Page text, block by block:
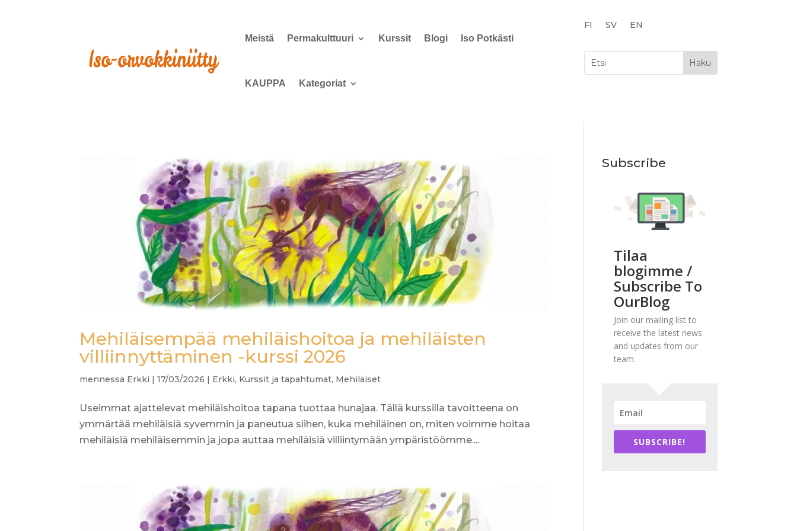
Meistä Permakulttuuri Kurssit Blogi Iso Potkästi
KAUPPA Kategoriat
FI SV EN
Mehiläisempää mehiläishoitoa ja mehiläisten
villiinnyttäminen -kurssi 2026
mennessä Erkki |17/03/2026 | Erkki, Kurssit ja tapahtumat, Mehiläiset
Useimmat ajattelevat mehiläishoitoa tapana tuottaa hunajaa. Tällä kurssilla tavoitteena on
ymmärtää mehiläisiä syvemmin ja paneutua siihen, kuka mehiläinen on, miten voimme hoitaa
mehiläisiä mehiläisemmin ja jopa auttaa mehiläisiä villiintymään ympäristöömme....
Subscribe
Tilaa
blogimme /
Subscribe To
OurBlog
Join our mailing list to
receive the latest news
and updates from our
team.
SUBSCRIBE!